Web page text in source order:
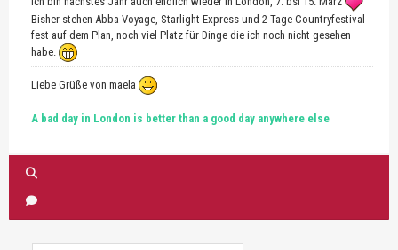
Bisher stehen Abba Voyage, Starlight Express und 2 Tage Countryfestival
fest auf dem Plan, noch viel Platz für Dinge die ich noch nicht gesehen
habe.
Liebe Grüße von maela
A bad day in London is better than a good day anywhere else